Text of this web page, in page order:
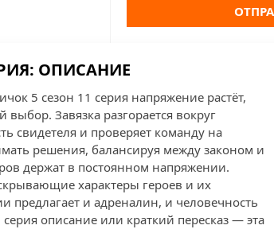
ОПИСАНИЕ
5 сезон 11 серия напряжение растёт,
Завязка разгорается вокруг
свидетеля и проверяет команду на
решения, балансируя между законом и
держат в постоянном напряжении.
характеры героев и их
и адреналин, и человечность
описание или краткий пересказ — эта